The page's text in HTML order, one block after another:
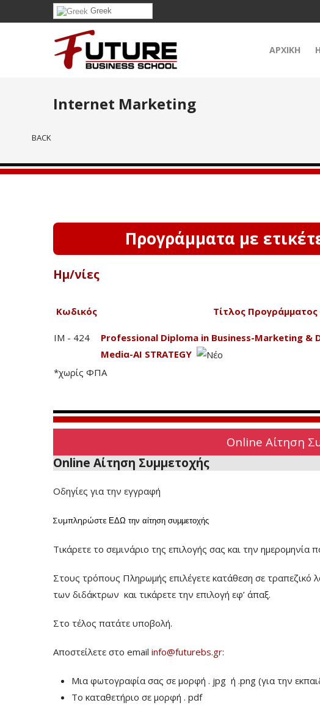
Greek
ΑΡΧΙΚΗ
Internet Marketing
BACK
Προγράμματα με
Ημ/νίες
Κωδικός Τίτλος Προγράμματος
IM - 424
Professional Diploma in Business-Marketing &
Mediα-AI STRATEGY
*χωρίς ΦΠΑ
Online Αίτηση
Online Αίτηση Συμμετοχής
Οδηγίες για την εγγραφή
Συμπληρώστε ΕΔΩ την αίτηση συμμετοχής
Τικάρετε το σεμινάριο της επιλογής σας και την ημερομηνία
Στους τρόπους Πληρωμής επιλέγετε κατάθεση σε
των διδάκτρων και τικάρετε την επιλογή εφ’ άπαξ.
Στο τέλος πατάτε υποβολή.
Αποστείλετε στο email info@futurebs.gr:
Μια φωτογραφία σας σε μορφή . jpg ή .png (για την
To καταθετήριο σε μορφή . pdf